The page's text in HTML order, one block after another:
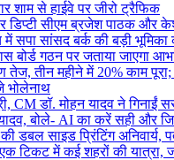
शाम से हाईवे पर जीरो ट्रैफिक
सीएम ब्रजेश पाठक और
सपा सांसद बर्क की बड़ी भूमिका
गठन पर जताया जाएगा
तीन महीने में 20% काम पूरा;
भोलेनाथ
CM डॉ. मोहन यादव ने गिनाईं
बोले- AI का करें सही और
साइड प्रिंटिंग अनिवार्य,
टिकट में कई शहरों की यात्रा,